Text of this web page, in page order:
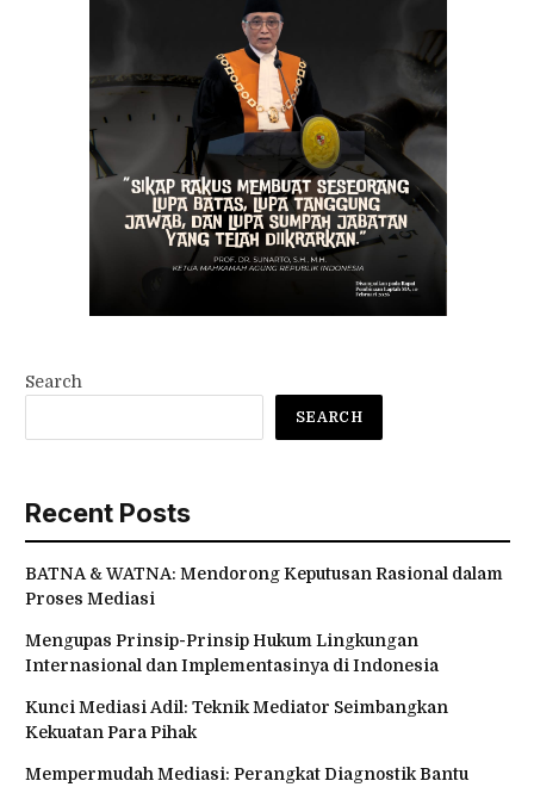
Search
SEARCH
Recent Posts
BATNA & WATNA: Mendorong Keputusan Rasional dalam
Proses Mediasi
Mengupas Prinsip-Prinsip Hukum Lingkungan
Internasional dan Implementasinya di Indonesia
Kunci Mediasi Adil: Teknik Mediator Seimbangkan
Kekuatan Para Pihak
Mempermudah Mediasi: Perangkat Diagnostik Bantu